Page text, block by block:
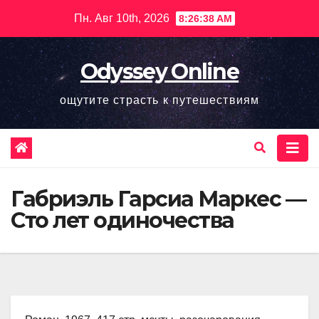
содержимому
Пн. Авг 10th, 2026 8:26:39 AM
Odyssey Online
ощутите страсть к путешествиям
Габриэль Гарсиа Маркес —
Сто лет одиночества